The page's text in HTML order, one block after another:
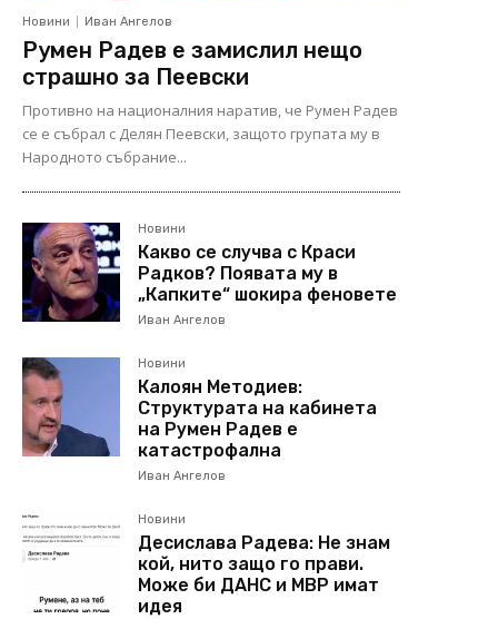
Новини Иван Ангелов
Румен Радев е замислил нещо
страшно за Пеевски
Противно на националния наратив, че Румен Радев
се е събрал с Делян Пеевски, защото групата му в
Народното събрание...
Новини
Какво се случва с Краси
Радков? Появата му в
„Капките“ шокира феновете
Иван Ангелов
Новини
Калоян Методиев:
Структурата на кабинета
на Румен Радев е
катастрофална
Иван Ангелов
Новини
Десислава Радева: Не знам
кой, нито защо го прави.
Може би ДАНС и МВР имат
идея